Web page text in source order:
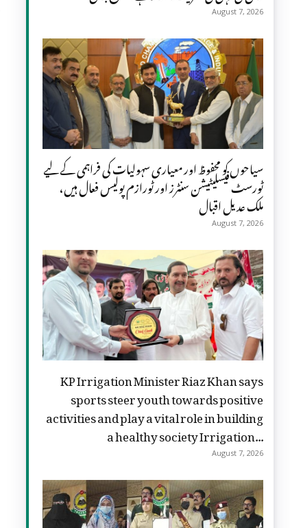
August 7, 2026
سیاحوں کو محفوظ اور معیاری سہولیات کی فراہمی کے لیے
ٹورسٹ فیسلیٹیشن سنٹرز اور ٹورازم پولیس فعال ہیں،
ملک عدیل اقبال
August 7, 2026
KP Irrigation Minister Riaz Khan says
sports steer youth towards positive
activities and play a vital role in building
a healthy society Irrigation...
August 7, 2026